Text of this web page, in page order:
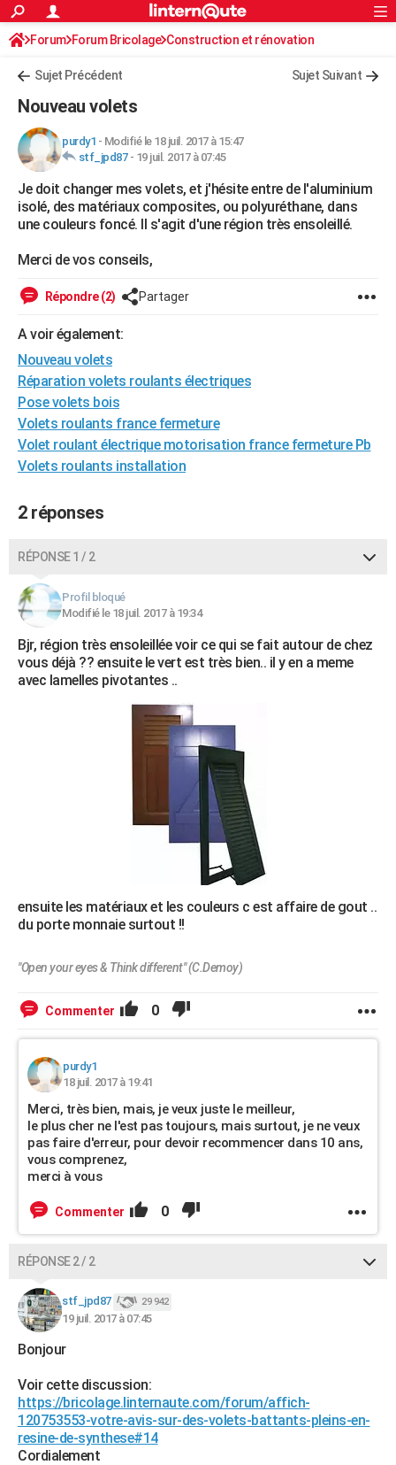
ACTUALITÉS
Politique
Société
Faits Divers
Education
Monde
Villes
+
FINANCE
Retraite
Impôts
Epargne
Immobilier
Risques naturels par ville
Banque
Assurance
Crédit
AUTO
Essais
Réserver un essai
Citadines
Berlines
SUV
Forum auto
+HIGH-TECH
Mobiles
Meilleur smartphone
Internet
Ordinateurs
Jeux vidéo
Guide high-tech
+
Forum
Aménagement intérieur
Extérieur
Cuisine
Salle de bains
Jardinage
Rangement
Guides de France
Escapades
Patrimoine
Expositions
Musées
Week-end nature
Art de vivre
Bien-être
Loisirs
Mode
Modes de vie
Alimentation
Guide de la santé
Maladies
Médicaments
Sommeil
VOYAGE
PHOTO
GUIDES D'ACHAT
CARTE DE VOEUX
Carte de Noël
Carte Bonne année
Carte Saint-Valentin
Carte Pâques
Carte d'anniversaire
DICTIONNAIRE
Dictionnaire
Biographies
Citations
Expressions
Proverbes
PROGRAMME TV
S'inscrire
Se connecter
Lycées
Collèges
Primaires
Universités
Entreprises
Service militaire
Avis de recherche
AVIS DE DÉCÈS
Rechercher
S'inscrire
Connexion
Forum Forum Bricolage Construction et rénovation
Sujet Précédent Sujet Suivant
Nouveau volets
purdy1 - Modifié le 18 juil. 2017 à 15:47
stf_jpd87- 19 juil. 2017 à 07:45
Je doit changer mes volets, et j'hésite entre de l'aluminium
isolé, des matériaux composites, ou polyuréthane, dans
une couleurs foncé. Il s'agit d'une région très ensoleillé.
Merci de vos conseils,
Répondre (2) Partager
A voir également:
Nouveau volets
Réparation volets roulants électriques
Pose volets bois
Volets roulants france fermeture
Volet roulant électrique motorisation france fermeture Pb
Volets roulants installation
2 réponses
RÉPONSE 1 / 2
Profil bloqué
Modifié le 18 juil. 2017 à 19:34
Bjr, région très ensoleillée voir ce qui se fait autour de chez
vous déjà ?? ensuite le vert est très bien.. il y en a meme
avec lamelles pivotantes ..
ensuite les matériaux et les couleurs c est affaire de gout ..
du porte monnaie surtout !!
"Open your eyes & Think different" (C.Demoy)
Commenter 0
purdy1
18 juil. 2017 à 19:41
Merci, très bien, mais, je veux juste le meilleur,
le plus cher ne l'est pas toujours, mais surtout, je ne veux
pas faire d'erreur, pour devoir recommencer dans 10 ans,
vous comprenez,
merci à vous
Commenter 0
RÉPONSE 2 / 2
stf_jpd87 29 942
19 juil. 2017 à 07:45
Bonjour
Voir cette discussion:
https://bricolage.linternaute.com/forum/affich-
120753553-votre-avis-sur-des-volets-battants-pleins-en-
resine-de-synthese#14
Cordialement